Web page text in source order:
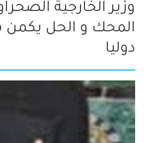
وزير الخارجية
المحك و الحل يكمن
دوليا